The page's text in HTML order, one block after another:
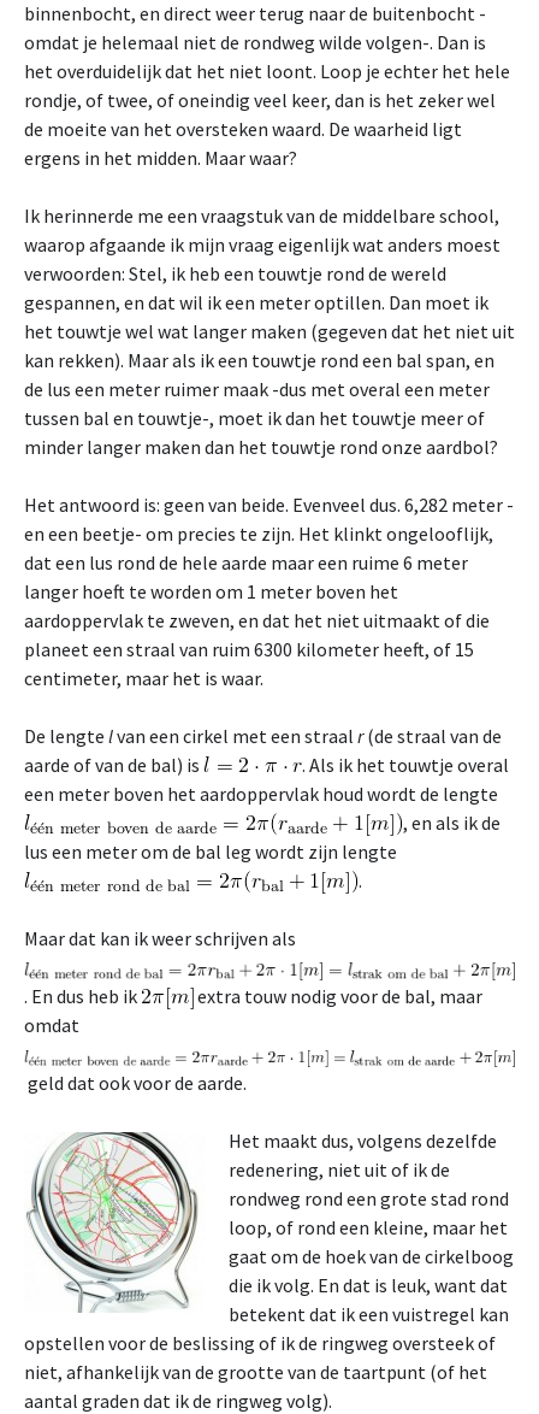
binnenbocht, en direct weer terug naar de buitenbocht -
omdat je helemaal niet de rondweg wilde volgen-. Dan is
het overduidelijk dat het niet loont. Loop je echter het hele
rondje, of twee, of oneindig veel keer, dan is het zeker wel
de moeite van het oversteken waard. De waarheid ligt
ergens in het midden. Maar waar?
Ik herinnerde me een vraagstuk van de middelbare school,
waarop afgaande ik mijn vraag eigenlijk wat anders moest
verwoorden: Stel, ik heb een touwtje rond de wereld
gespannen, en dat wil ik een meter optillen. Dan moet ik
het touwtje wel wat langer maken (gegeven dat het niet uit
kan rekken). Maar als ik een touwtje rond een bal span, en
de lus een meter ruimer maak -dus met overal een meter
tussen bal en touwtje-, moet ik dan het touwtje meer of
minder langer maken dan het touwtje rond onze aardbol?
Het antwoord is: geen van beide. Evenveel dus. 6,282 meter -
en een beetje- om precies te zijn. Het klinkt ongelooflijk,
dat een lus rond de hele aarde maar een ruime 6 meter
langer hoeft te worden om 1 meter boven het
aardoppervlak te zweven, en dat het niet uitmaakt of die
planeet een straal van ruim 6300 kilometer heeft, of 15
centimeter, maar het is waar.
De lengte lvan een cirkel met een straal r(de straal van de
aarde of van de bal) is
. Als ik het touwtje overal
een meter boven het aardoppervlak houd wordt de lengte
, en als ik de
lus een meter om de bal leg wordt zijn lengte
.
Maar dat kan ik weer schrijven als
. En dus heb ik
extra touw nodig voor de bal, maar
omdat
geld dat ook voor de aarde.
Het maakt dus, volgens dezelfde
redenering, niet uit of ik de
rondweg rond een grote stad rond
loop, of rond een kleine, maar het
gaat om de hoek van de cirkelboog
die ik volg. En dat is leuk, want dat
betekent dat ik een vuistregel kan
opstellen voor de beslissing of ik de ringweg oversteek of
niet, afhankelijk van de grootte van de taartpunt (of het
aantal graden dat ik de ringweg volg).